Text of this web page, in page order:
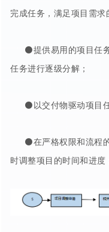
完成任务，满足项目需求
⚫提供易用的项目任
任务进行逐级分解；
⚫以交付物驱动项目
⚫在严格权限和流程
时调整项目的时间和进度